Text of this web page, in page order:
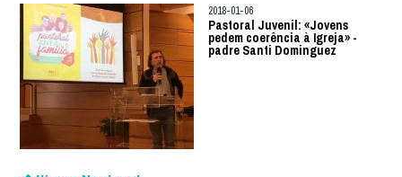
2018-01-06
Pastoral Juvenil: «Jovens
pedem coerência à Igreja» -
padre Santi Dominguez